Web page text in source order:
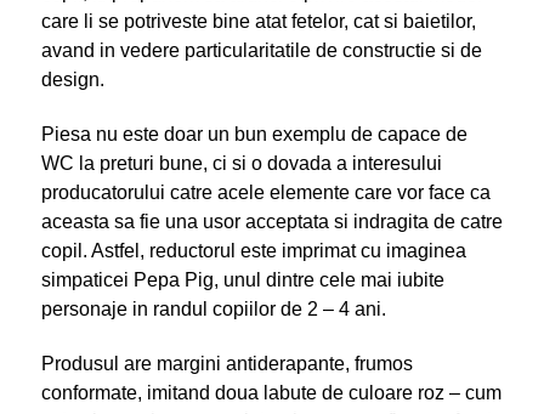
care li se potriveste bine atat fetelor, cat si baietilor,
avand in vedere particularitatile de constructie si de
design.
Piesa nu este doar un bun exemplu de capace de
WC la preturi bune, ci si o dovada a interesului
producatorului catre acele elemente care vor face ca
aceasta sa fie una usor acceptata si indragita de catre
copil. Astfel, reductorul este imprimat cu imaginea
simpaticei Pepa Pig, unul dintre cele mai iubite
personaje in randul copiilor de 2 – 4 ani.
Produsul are margini antiderapante, frumos
conformate, imitand doua labute de culoare roz – cum